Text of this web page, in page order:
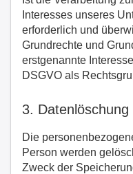
Interesses unseres
erforderlich und
Grundrechte und
erstgenannte
DSGVO als
3.
Die
Person werden
Zweck der